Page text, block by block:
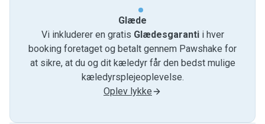
Glæde
Vi inkluderer en gratis Glædesgarantii hver
booking foretaget og betalt gennem Pawshake for
at sikre, at du og dit kæledyr får den bedst mulige
kæledyrsplejeoplevelse.
Oplev lykke